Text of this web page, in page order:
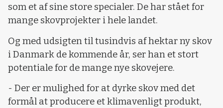
som et af sine store specialer. De har stået for
mange skovprojekter i hele landet.
Og med udsigten til tusindvis af hektar ny skov
i Danmark de kommende år, ser han et stort
potentiale for de mange nye skovejere.
- Der er mulighed for at dyrke skov med det
formål at producere et klimavenligt produkt,